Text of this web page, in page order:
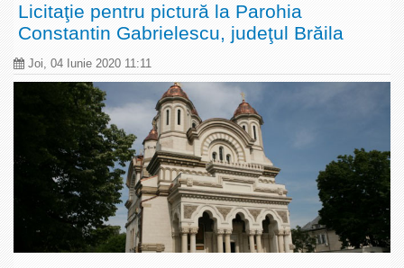
Licitaţie pentru pictură la Parohia
Constantin Gabrielescu, judeţul Brăila
Joi, 04 Iunie 2020 11:11